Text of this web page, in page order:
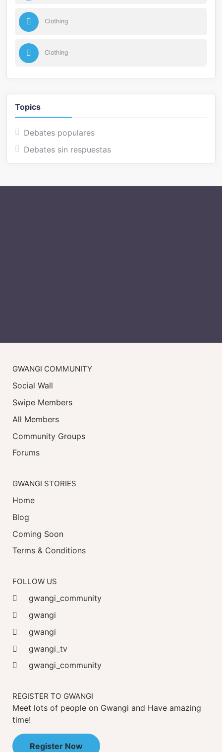
Clothing
Clothing
Topics
Debates populares
Debates sin respuestas
GWANGI COMMUNITY
Social Wall
Swipe Members
All Members
Community Groups
Forums
GWANGI STORIES
Home
Blog
Coming Soon
Terms & Conditions
FOLLOW US
gwangi_community
gwangi
gwangi
gwangi_tv
gwangi_community
REGISTER TO GWANGI
Meet lots of people on Gwangi and Have amazing
time!
Register Now